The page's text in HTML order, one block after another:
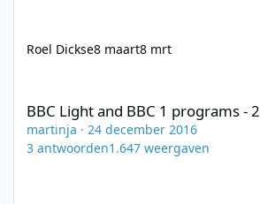
Roel Dickse8 maart8 mrt
BBC Light and BBC 1 programs - 2
martinja · 24 december 2016
3 antwoorden1.647 weergaven